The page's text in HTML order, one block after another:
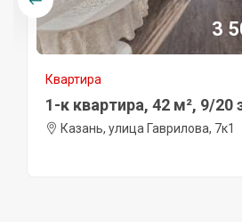
3
Квартира
1-к квартира, 42 м², 9/20
Казань, улица Гаврилова, 7к1